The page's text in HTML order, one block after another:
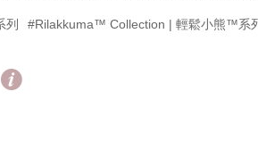
列 #Rilakkuma™ Collection | 輕鬆小熊™系
